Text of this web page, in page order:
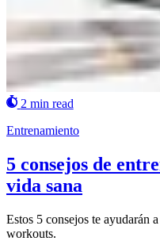
2 min read
Entrenamiento
5 consejos de
vida sana
Estos 5 consejos te ayudarán
workouts.